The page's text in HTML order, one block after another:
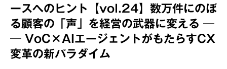
ースへのヒント【vol.24】数万件にのぼ
る顧客の「声」を経営の武器に変える ─
─ VoC×AIエージェントがもたらすCX
変革の新パラダイム